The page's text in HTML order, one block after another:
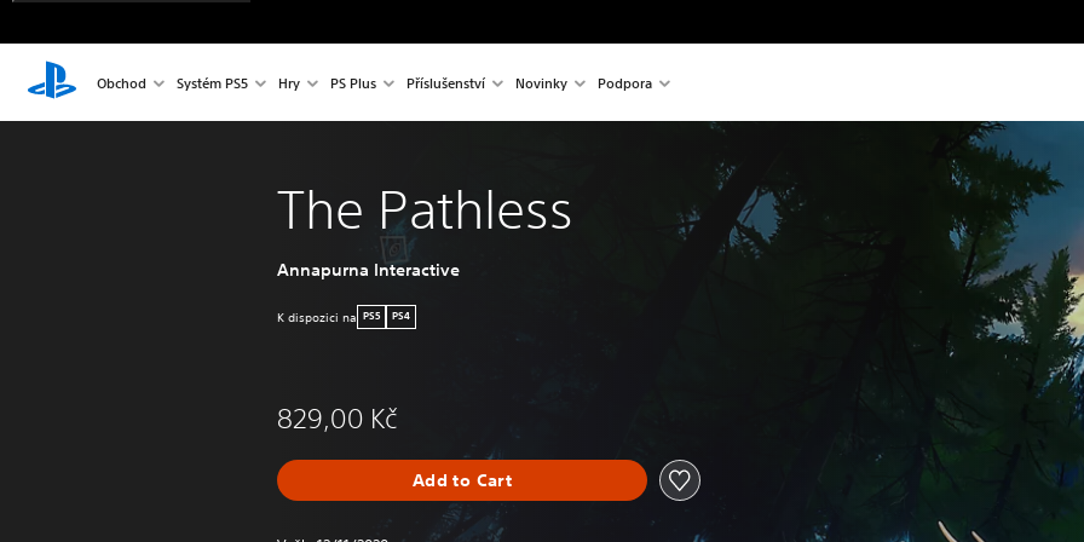
Obchod Systém PS5 Hry PS Plus Příslušenství Novinky Podpora
The Pathless
Annapurna Interactive
K dispozici na PS5 PS4
829,00 Kč
Add to Cart